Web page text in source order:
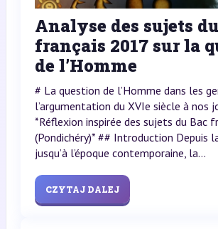
Analyse des sujets
français 2017 sur la
de l’Homme
# La question de l’Homme dans les
l’argumentation du XVIe siècle à nos
*Réflexion inspirée des sujets du Bac
(Pondichéry)* ## Introduction Depuis
jusqu’à l’époque contemporaine, la...
CZYTAJ DALEJ